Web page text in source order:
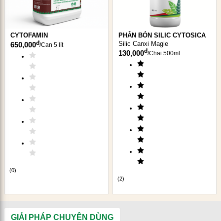
CYTOFAMIN
650,000đ/Can 5 lít
(0)
PHÂN BÓN SILIC CYTOSICA
Silic Canxi Magie
130,000đ/Chai 500ml
(2)
GIẢI PHÁP CHUYÊN DÙNG